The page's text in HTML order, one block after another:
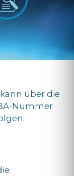
über die
Nummer